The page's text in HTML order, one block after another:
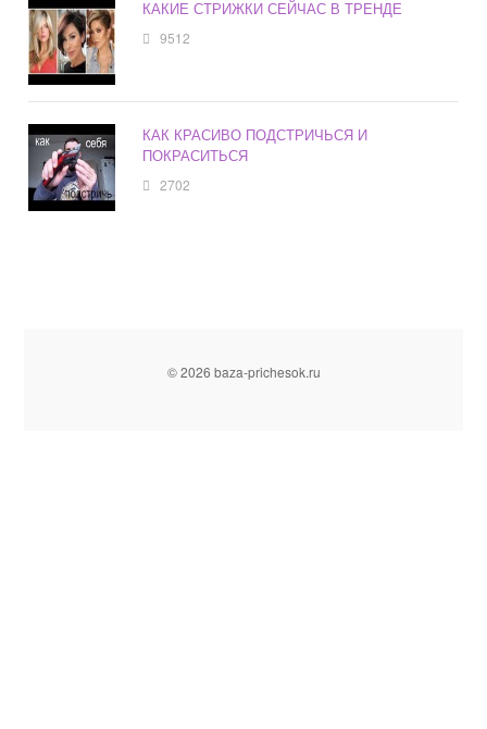
КАКИЕ СТРИЖКИ СЕЙЧАС В ТРЕНДЕ
9512
КАК КРАСИВО ПОДСТРИЧЬСЯ И
ПОКРАСИТЬСЯ
2702
© 2026 baza-prichesok.ru